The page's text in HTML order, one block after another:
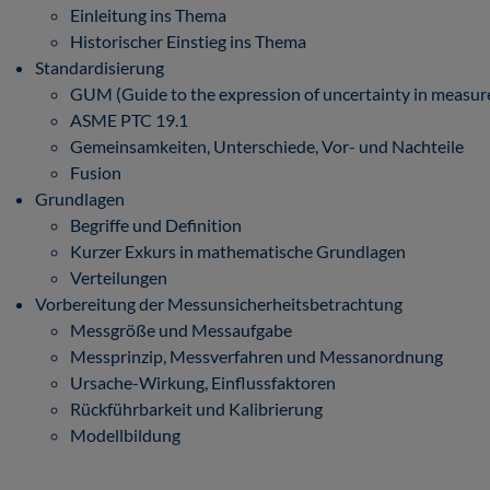
Einleitung ins Thema
Historischer Einstieg ins Thema
Standardisierung
GUM (Guide to the expression of uncertainty in
ASME PTC 19.1
Gemeinsamkeiten, Unterschiede, Vor- und Nachteile
Fusion
Grundlagen
Begriffe und Definition
Kurzer Exkurs in mathematische Grundlagen
Verteilungen
Vorbereitung der Messunsicherheitsbetrachtung
Messgröße und Messaufgabe
Messprinzip, Messverfahren und Messanordnung
Ursache-Wirkung, Einflussfaktoren
Rückführbarkeit und Kalibrierung
Modellbildung